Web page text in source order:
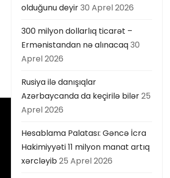
olduğunu deyir30 Aprel 2026
300 milyon dollarlıq ticarət –
Ermənistandan nə alınacaq30
Aprel 2026
Rusiya ilə danışıqlar
Azərbaycanda da keçirilə bilər25
Aprel 2026
Hesablama Palatası: Gəncə İcra
Hakimiyyəti 11 milyon manat artıq
xərcləyib25 Aprel 2026